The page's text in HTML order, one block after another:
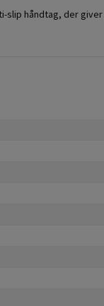
slip håndtag, der